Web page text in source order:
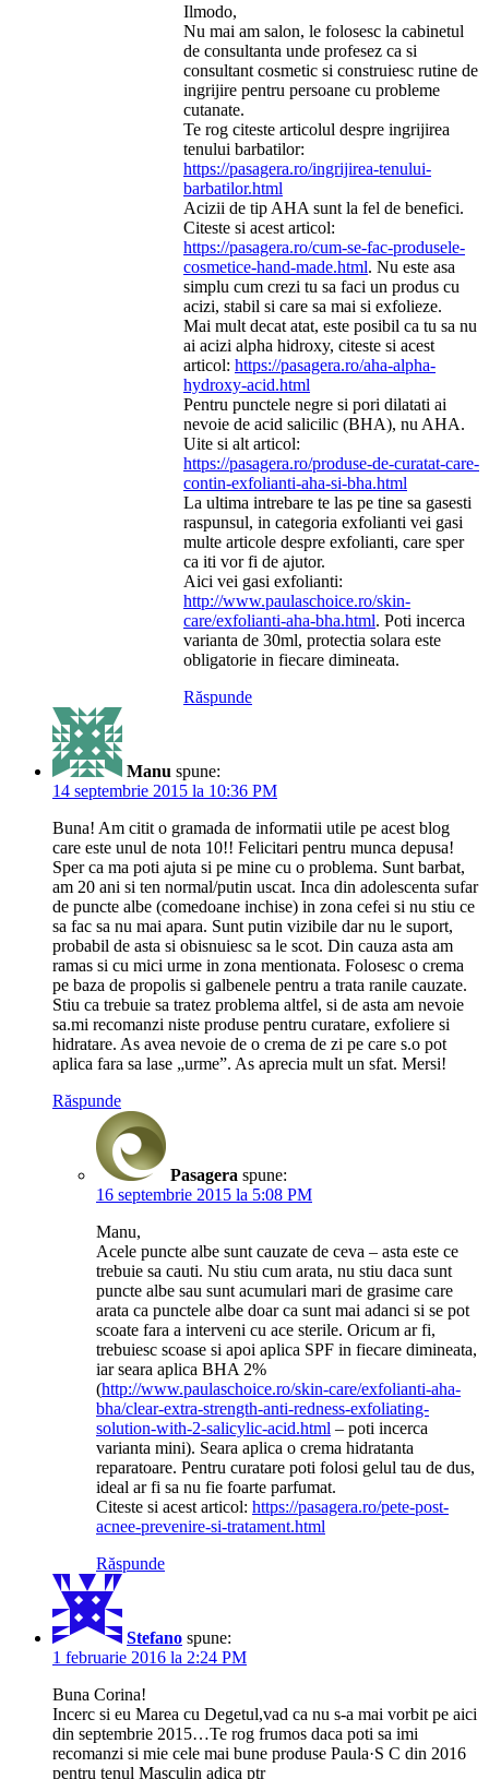
Ilmodo,
Nu mai am salon, le folosesc la cabinetul
de consultanta unde profesez ca si
consultant cosmetic si construiesc rutine de
ingrijire pentru persoane cu probleme
cutanate.
Te rog citeste articolul despre ingrijirea
tenului barbatilor:
https://pasagera.ro/ingrijirea-tenului-
barbatilor.html
Acizii de tip AHA sunt la fel de benefici.
Citeste si acest articol:
https://pasagera.ro/cum-se-fac-produsele-
cosmetice-hand-made.html. Nu este asa
simplu cum crezi tu sa faci un produs cu
acizi, stabil si care sa mai si exfolieze.
Mai mult decat atat, este posibil ca tu sa nu
ai acizi alpha hidroxy, citeste si acest
articol: https://pasagera.ro/aha-alpha-
hydroxy-acid.html
Pentru punctele negre si pori dilatati ai
nevoie de acid salicilic (BHA), nu AHA.
Uite si alt articol:
https://pasagera.ro/produse-de-curatat-care-
contin-exfolianti-aha-si-bha.html
La ultima intrebare te las pe tine sa gasesti
raspunsul, in categoria exfolianti vei gasi
multe articole despre exfolianti, care sper
ca iti vor fi de ajutor.
Aici vei gasi exfolianti:
http://www.paulaschoice.ro/skin-
care/exfolianti-aha-bha.html. Poti incerca
varianta de 30ml, protectia solara este
obligatorie in fiecare dimineata.
Răspunde
Manu spune:
14 septembrie 2015 la 10:36 PM
Buna! Am citit o gramada de informatii utile pe acest blog
care este unul de nota 10!! Felicitari pentru munca depusa!
Sper ca ma poti ajuta si pe mine cu o problema. Sunt barbat,
am 20 ani si ten normal/putin uscat. Inca din adolescenta sufar
de puncte albe (comedoane inchise) in zona cefei si nu stiu ce
sa fac sa nu mai apara. Sunt putin vizibile dar nu le suport,
probabil de asta si obisnuiesc sa le scot. Din cauza asta am
ramas si cu mici urme in zona mentionata. Folosesc o crema
pe baza de propolis si galbenele pentru a trata ranile cauzate.
Stiu ca trebuie sa tratez problema altfel, si de asta am nevoie
sa.mi recomanzi niste produse pentru curatare, exfoliere si
hidratare. As avea nevoie de o crema de zi pe care s.o pot
aplica fara sa lase „urme”. As aprecia mult un sfat. Mersi!
Răspunde
Pasagera spune:
16 septembrie 2015 la 5:08 PM
Manu,
Acele puncte albe sunt cauzate de ceva – asta este ce
trebuie sa cauti. Nu stiu cum arata, nu stiu daca sunt
puncte albe sau sunt acumulari mari de grasime care
arata ca punctele albe doar ca sunt mai adanci si se pot
scoate fara a interveni cu ace sterile. Oricum ar fi,
trebuiesc scoase si apoi aplica SPF in fiecare dimineata,
iar seara aplica BHA 2%
(http://www.paulaschoice.ro/skin-care/exfolianti-aha-
bha/clear-extra-strength-anti-redness-exfoliating-
solution-with-2-salicylic-acid.html – poti incerca
varianta mini). Seara aplica o crema hidratanta
reparatoare. Pentru curatare poti folosi gelul tau de dus,
ideal ar fi sa nu fie foarte parfumat.
Citeste si acest articol: https://pasagera.ro/pete-post-
acnee-prevenire-si-tratament.html
Răspunde
Stefano spune:
1 februarie 2016 la 2:24 PM
Buna Corina!
Incerc si eu Marea cu Degetul,vad ca nu s-a mai vorbit pe aici
din septembrie 2015…Te rog frumos daca poti sa imi
recomanzi si mie cele mai bune produse Paula·S C din 2016
pentru tenul Masculin adica ptr